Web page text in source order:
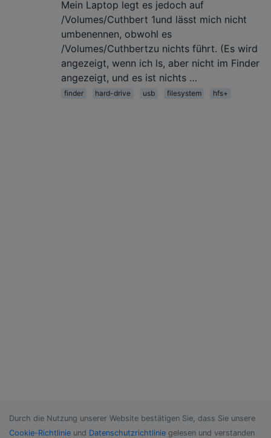
Mein Laptop legt es jedoch auf
/Volumes/Cuthbert 1und lässt mich nicht
umbenennen, obwohl es
/Volumes/Cuthbertzu nichts führt. (Es wird
angezeigt, wenn ich ls, aber nicht im Finder
angezeigt, und es ist nichts …
finder hard-drive usb filesystem hfs+
Durch die Nutzung unserer Website bestätigen Sie, dass Sie unsere
Cookie-Richtlinie und Datenschutzrichtlinie gelesen und verstanden